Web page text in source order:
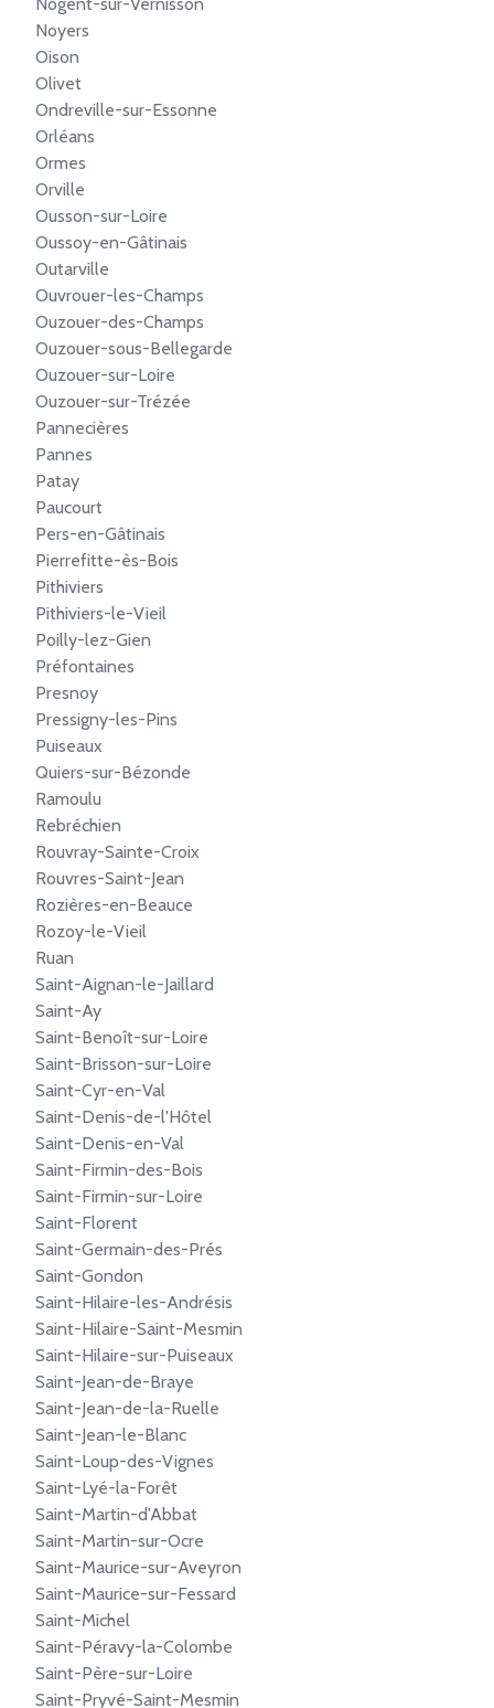
Noyers
Oison
Olivet
Ondreville-sur-Essonne
Orléans
Ormes
Orville
Ousson-sur-Loire
Oussoy-en-Gâtinais
Outarville
Ouvrouer-les-Champs
Ouzouer-des-Champs
Ouzouer-sous-Bellegarde
Ouzouer-sur-Loire
Ouzouer-sur-Trézée
Pannecières
Pannes
Patay
Paucourt
Pers-en-Gâtinais
Pierrefitte-ès-Bois
Pithiviers
Pithiviers-le-Vieil
Poilly-lez-Gien
Préfontaines
Presnoy
Pressigny-les-Pins
Puiseaux
Quiers-sur-Bézonde
Ramoulu
Rebréchien
Rouvray-Sainte-Croix
Rouvres-Saint-Jean
Rozières-en-Beauce
Rozoy-le-Vieil
Ruan
Saint-Aignan-le-Jaillard
Saint-Ay
Saint-Benoît-sur-Loire
Saint-Brisson-sur-Loire
Saint-Cyr-en-Val
Saint-Denis-de-l'Hôtel
Saint-Denis-en-Val
Saint-Firmin-des-Bois
Saint-Firmin-sur-Loire
Saint-Florent
Saint-Germain-des-Prés
Saint-Gondon
Saint-Hilaire-les-Andrésis
Saint-Hilaire-Saint-Mesmin
Saint-Hilaire-sur-Puiseaux
Saint-Jean-de-Braye
Saint-Jean-de-la-Ruelle
Saint-Jean-le-Blanc
Saint-Loup-des-Vignes
Saint-Lyé-la-Forêt
Saint-Martin-d'Abbat
Saint-Martin-sur-Ocre
Saint-Maurice-sur-Aveyron
Saint-Maurice-sur-Fessard
Saint-Michel
Saint-Péravy-la-Colombe
Saint-Père-sur-Loire
Saint-Pryvé-Saint-Mesmin